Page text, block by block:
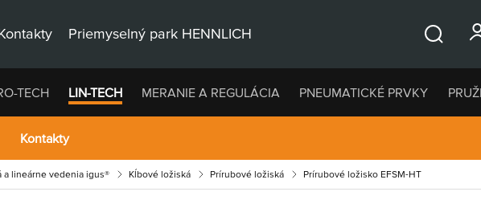
Priemyselný park HENNLICH
TECH LIN-TECH MERANIE A REGULÁCIA PNEUMATICKÉ PRVKY
Kontakty
a lineárne vedenia igus® Kĺbové ložiská Prírubové ložiská Prírubové ložisko EFSM-HT